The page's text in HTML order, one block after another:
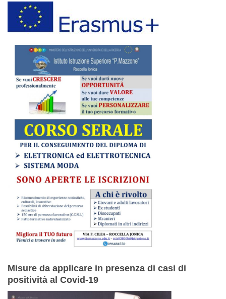
Misure da applicare in presenza di casi di
positività al Covid-19